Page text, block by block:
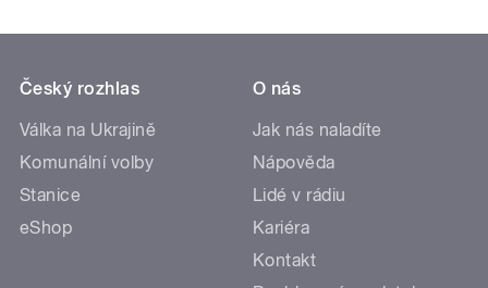
Český rozhlas
Válka na Ukrajině
Komunální volby
Stanice
eShop
O nás
Jak nás naladíte
Nápověda
Lidé v rádiu
Kariéra
Kontakt